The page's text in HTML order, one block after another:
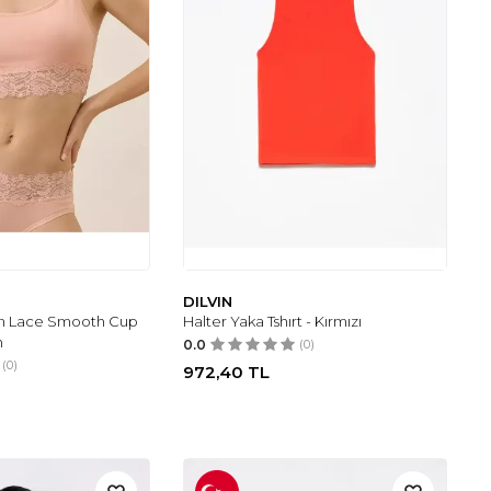
Lace Smooth Cup
(0)
DILVIN
Halter Yaka Tshırt - Kırmızı
0.0 (0)
972,40 TL